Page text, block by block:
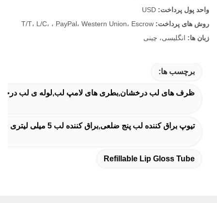
واحد پول پرداخت:
روش های پرداخت:
زبان ها: انگلیسی، چینی
برچسب ها:
ظرف های لب درخشان,بطری های لامپ لب,لوله ی لب
تیوپ براق کننده لب پنج ضلعی,براق کننده لب 5 میلی لیتری فوکستار,تیوپ براق کننده لب فوکستار
Refillable Lip Gloss Tube